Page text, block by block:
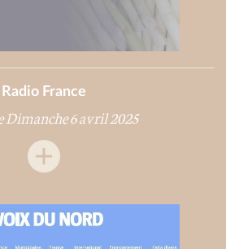
Radio France
Dimanche 6 avril 2025